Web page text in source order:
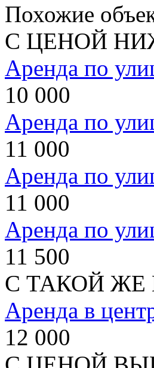
Похожие
С ЦЕНОЙ
Аренда по
10 000
Аренда по
11 000
Аренда по
11 000
Аренда по
11 500
С ТАКОЙ ЖЕ
Аренда в
12 000